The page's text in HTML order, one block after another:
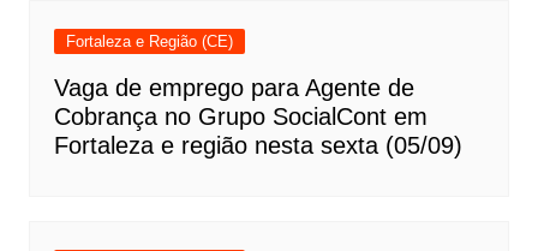
Fortaleza e Região (CE)
Vaga de emprego para Agente de
Cobrança no Grupo SocialCont em
Fortaleza e região nesta sexta (05/09)